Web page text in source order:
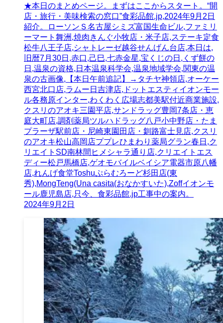
★本日のまとめページ。まずはここからスタート。“開
店・旅行・美味検索の窓口”食彩品館.jp,2024年9月2日
紹介。ローソンＳ名古屋シミズ富国生命ビル,ファミリ
ーマート舞洲,焼肉きんぐ小牧店・米子店,ステーキ定食
松牛八王子店,シャトレーゼ越谷せんげん台店,本日は,
旧暦7月30日,赤口,己巳,七赤金星,宝くじの日,くず餅の
日,温泉の資格,日本温泉科学会,温泉地域学会,関東の温
泉の古画像,【本日午前追記】→タチヤ神領店,オーケー
西宮北口店,ラムー日吉津店,ドットエスティイオンモー
ル各務原インター,わくわく広場志都美駅付近商業施設,
クスリのアオキ三園平店,サンドラッグ豊岡7条店・恵
庭大町店,調剤薬局ツルハドラッグ八戸小中野店・たま
プラーザ駅前店・尼崎東園田店・釧路富士見店,クスリ
のアオキ松山高岡店ププレひまわり薬局グラン春日,ク
リエイトSD南林間ヒメシャラ通り店,クリエイトエス
ディー松戸馬橋店,ゲオモバイルベイシア電器市原八幡
店,れんげ食堂Toshuぷらむろーど杉田店(東
秀),MongTeng(Una casita(おなかすいた),Zoffイオンモ
ール鹿児島店,只今、食彩品館.jp工事中の案内。
2024年9月2日